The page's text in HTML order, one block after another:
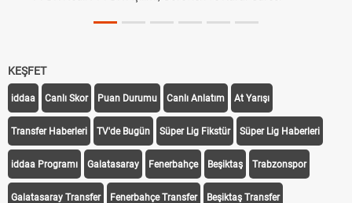
KEŞFET
iddaa Canlı Skor Puan Durumu Canlı Anlatım At Yarışı
Transfer Haberleri TV'de Bugün Süper Lig Fikstür Süper Lig Haberleri
iddaa Programı Galatasaray Fenerbahçe Beşiktaş Trabzonspor
Galatasaray Transfer Fenerbahçe Transfer Beşiktaş Transfer